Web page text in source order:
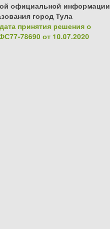
официальной информации
город Тула
принятия решения о
78690 от 10.07.2020